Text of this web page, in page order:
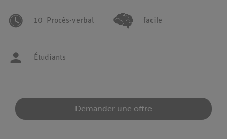
10 Procès-verbal facile
Étudiants
Demander une offre